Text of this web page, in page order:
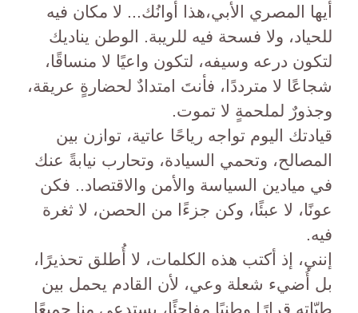
أيها المصري الأبي،هذا أوانُك... لا مكان فيه
للحياد، ولا فسحة فيه للريبة. الوطن يناديك
لتكون درعه وسيفه، لتكون واعيًا لا منساقًا،
شجاعًا لا مترددًا، فأنتَ امتدادٌ لحضارةٍ عريقة،
وجذورٌ لملحمةٍ لا تموت.
قيادتك اليوم تواجه رياحًا عاتية، توازن بين
المصالح، وتحمي السيادة، وتحارب نيابةً عنك
في ميادين السياسة والأمن والاقتصاد.. فكن
عونًا، لا عبئًا، وكن جزءًا من الحصن، لا ثغرة
فيه.
إنني، إذ أكتب هذه الكلمات، لا أُطلق تحذيرًا،
بل أُضيء شعلة وعي، لأن القادم يحمل بين
طيّاته قرارًا وطنيًا مفاجئًا، يستدعي منا جميعًا